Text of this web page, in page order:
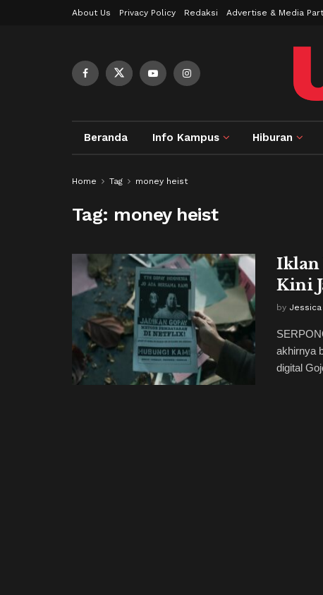
About Us Privacy Policy Redaksi Advertise & Media
Beranda Info Kampus Hiburan
Home Tag money heist
Tag: money heist
Iklan
Kini
by Jessica
akhirnya
digital